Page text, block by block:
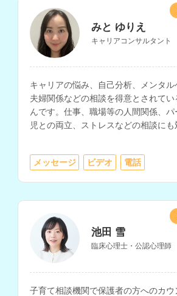
みと ゆりえ
キャリアコンサルタント
キャリアの悩み、自己分析、メンタル
夫婦関係などの相談を得意とされてい
んです。仕事、職場等の人間関係、
児との両立、ストレスなどの相談にも
メッセージ ビデオ 電話
池田 雪
臨床心理士・公認心理師
子育て相談機関で保護者の方へのカ